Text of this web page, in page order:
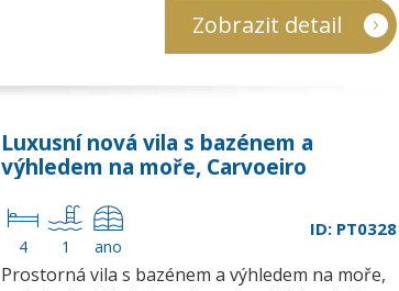
Zobrazit detail
Luxusní nová vila s bazénem a
výhledem na moře, Carvoeiro
4 1 ano
ID: PT0328
Prostorná vila s bazénem a výhledem na moře,